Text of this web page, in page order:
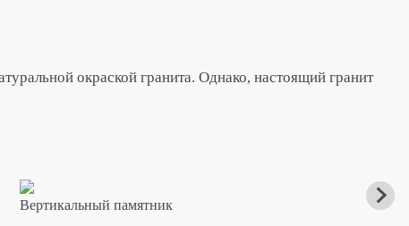
окраской гранита. Однако, настоящий гранит
Вертикальный памятник